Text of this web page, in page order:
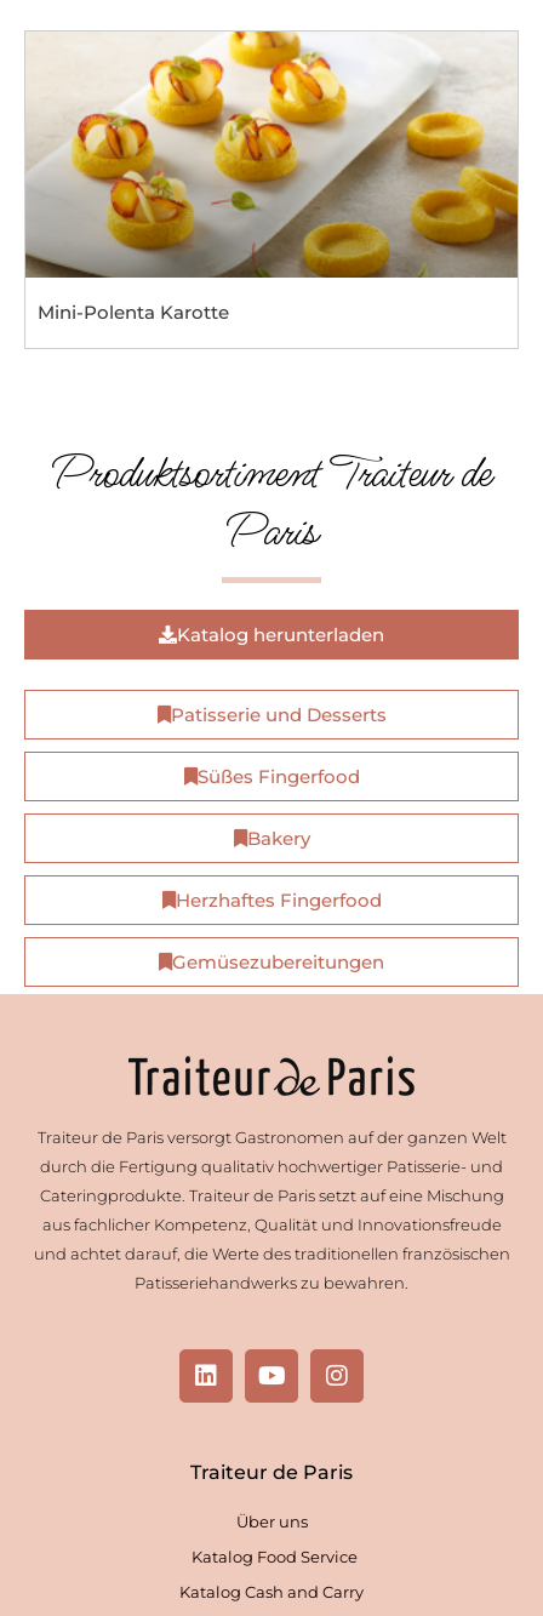
Mini-Polenta Karotte
Produktsortiment Traiteur de
Paris
Katalog herunterladen
Patisserie und Desserts
Süßes Fingerfood
Bakery
Herzhaftes Fingerfood
Gemüsezubereitungen
Traiteur de Paris versorgt Gastronomen auf der ganzen Welt
durch die Fertigung qualitativ hochwertiger Patisserie- und
Cateringprodukte. Traiteur de Paris setzt auf eine Mischung
aus fachlicher Kompetenz, Qualität und Innovationsfreude
und achtet darauf, die Werte des traditionellen französischen
Patisseriehandwerks zu bewahren.
L
i
n
d
Y
o
u
u
b
I
n
s
a
g
m
Traiteur de Paris
Über uns
Katalog Food Service
Katalog Cash and Carry